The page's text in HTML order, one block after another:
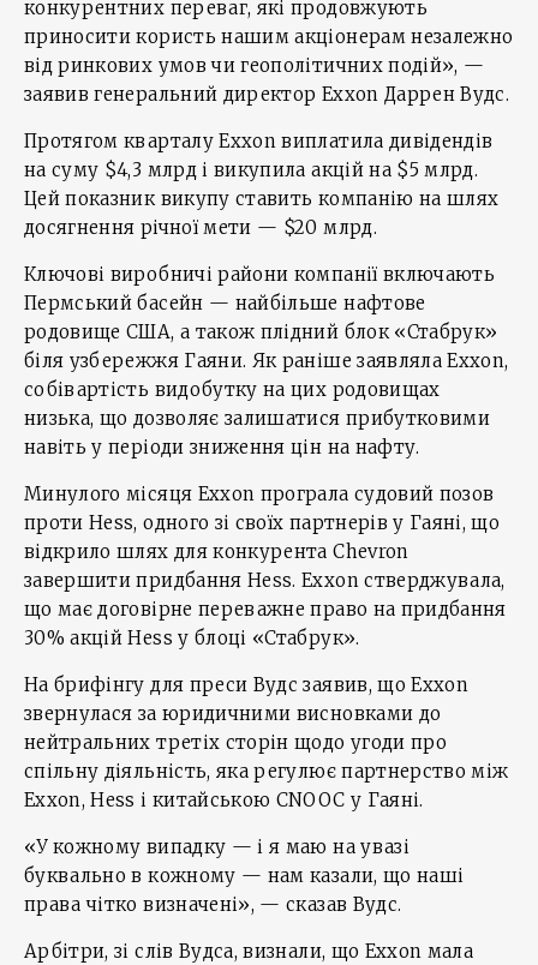
конкурентних переваг, які продовжують
приносити користь нашим акціонерам незалежно
від ринкових умов чи геополітичних подій», —
заявив генеральний директор Exxon Даррен Вудс.
Протягом кварталу Exxon виплатила дивідендів
на суму $4,3 млрд і викупила акцій на $5 млрд.
Цей показник викупу ставить компанію на шлях
досягнення річної мети — $20 млрд.
Ключові виробничі райони компанії включають
Пермський басейн — найбільше нафтове
родовище США, а також плідний блок «Стабрук»
біля узбережжя Гаяни. Як раніше заявляла Exxon,
собівартість видобутку на цих родовищах
низька, що дозволяє залишатися прибутковими
навіть у періоди зниження цін на нафту.
Минулого місяця Exxon програла судовий позов
проти Hess, одного зі своїх партнерів у Гаяні, що
відкрило шлях для конкурента Chevron
завершити придбання Hess. Exxon стверджувала,
що має договірне переважне право на придбання
30% акцій Hess у блоці «Стабрук».
На брифінгу для преси Вудс заявив, що Exxon
звернулася за юридичними висновками до
нейтральних третіх сторін щодо угоди про
спільну діяльність, яка регулює партнерство між
Exxon, Hess і китайською CNOOC у Гаяні.
«У кожному випадку — і я маю на увазі
буквально в кожному — нам казали, що наші
права чітко визначені», — сказав Вудс.
Арбітри, зі слів Вудса, визнали, що Exxon мала